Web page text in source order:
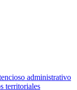
administrativo
territoriales